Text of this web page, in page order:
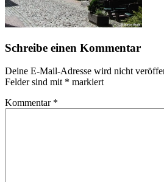
Schreibe einen Kommentar
Deine E-Mail-Adresse wird nicht
Felder sind mit * markiert
Kommentar *